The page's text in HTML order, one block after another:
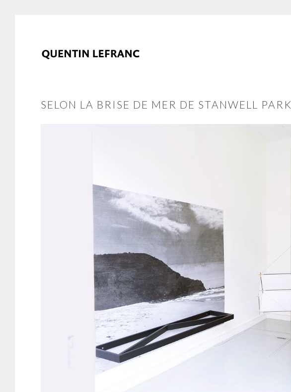
SELON LA BRISE DE MER DE STANWELL PARK